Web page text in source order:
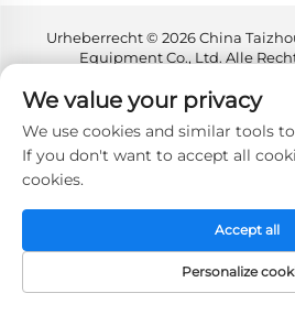
Urheberrecht © 2026 China
Equipment Co., Ltd. Alle
We value your privacy
We use cookies and similar tools
If you don't want to accept all
cookies.
Personalize
Accept all